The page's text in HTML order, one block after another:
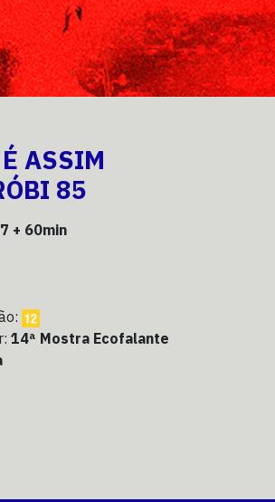
ASSIM
85
+ 60min
14ª Mostra Ecofalante